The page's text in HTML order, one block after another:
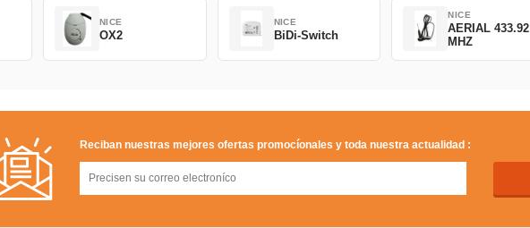
NICE
OX2
NICE
BiDi-Switch
NICE
AERIAL 433.92
MHZ
Reciban nuestras mejores ofertas promocíonales y toda nuestra actualidad :